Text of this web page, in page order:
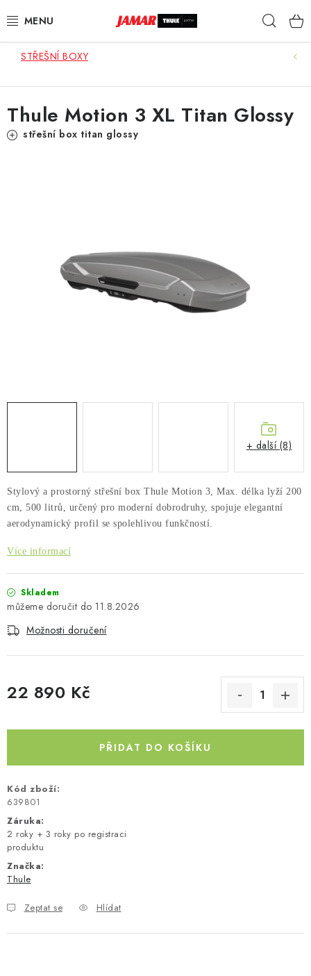
na
STŘEŠNÍ NOSIČE
STŘEŠNÍ BOXY
AUTODOPLŇKY
STŘEŠNÍ KOŠE
AUTOSTANY
DÁRKOVÉ POUKAZY
Obchodní podmínky
STŘEŠNÍ BOXY
Stylový a prostorný střešní box Thule Motion 3, Max. délka lyží 200
cm, 500 litrů, určený pro moderní dobrodruhy, spojuje elegantní
aerodynamický profil se spolehlivou funkčností.
Více informací
Skladem
11.8.2026
Možnosti doručení
22 890 Kč
PŘIDAT DO KOŠÍKU
Kód zboží:
639801
Záruka:
2 roky + 3 roky po registraci
produktu
Značka:
Thule
Zeptat se Hlídat
Thule Motion 3 XL Titan Glossy
střešní box titan glossy
+ další (8)